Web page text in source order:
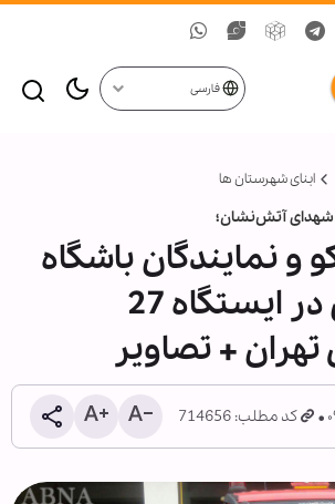
فارسی
ابنای شهرستان ها
شهدای آتش‌نشان؛
و نمایندگان باشگاه
پرسپولیس در ایستگاه 27
+ تصاویر
کد مطلب: 714656